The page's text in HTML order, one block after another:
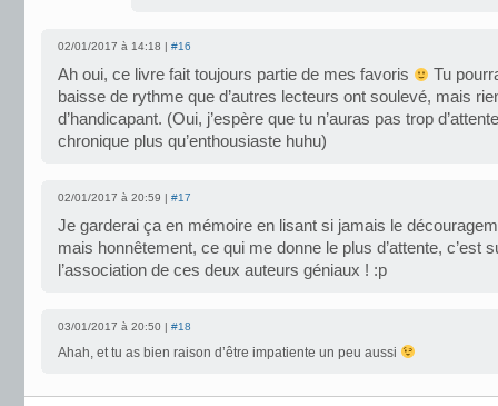
02/01/2017 à 14:18 | #16
Ah oui, ce livre fait toujours partie de mes favoris
Tu
baisse de rythme que d’autres lecteurs ont soulevé, mais
d’handicapant. (Oui, j’espère que tu n’auras pas trop
chronique plus qu’enthousiaste huhu)
02/01/2017 à 20:59 | #17
Je garderai ça en mémoire en lisant si jamais le
mais honnêtement, ce qui me donne le plus d’attente, c’est
l’association de ces deux auteurs géniaux ! :p
03/01/2017 à 20:50 | #18
Ahah, et tu as bien raison d’être impatiente un peu aussi